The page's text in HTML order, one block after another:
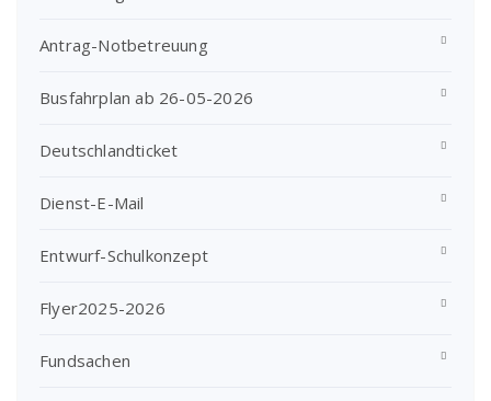
Antrag-Notbetreuung
Busfahrplan ab 26-05-2026
Deutschlandticket
Dienst-E-Mail
Entwurf-Schulkonzept
Flyer2025-2026
Fundsachen